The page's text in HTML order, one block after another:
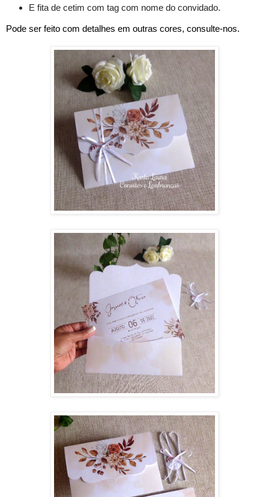
E fita de cetim com tag com nome do convidado.
Pode ser feito com detalhes em outras cores, consulte-nos.